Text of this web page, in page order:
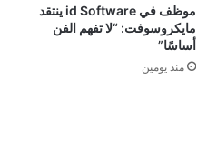
موظف في id Software ينتقد
مايكروسوفت: “لا تفهم الفن
أساسًا”
منذ يومين